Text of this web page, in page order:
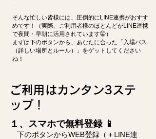
そんな忙しい皆様には、圧倒的にLINE連携がおすす
めです！（実際、ご利用者様のほとんどがLINE連携
で夜間・早朝に活用されています🤫）
まずは下のボタンから、あなたに合った「入場パス
（詳しい場所とルール）」をゲットしてください
ね！
ご利用はカンタン3ステ
ップ！
１、スマホで無料登録 📱
下のボタンからWEB登録（＋LINE連